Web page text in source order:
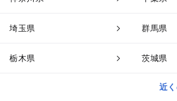
埼玉県 群馬県
栃木県 茨城県
近